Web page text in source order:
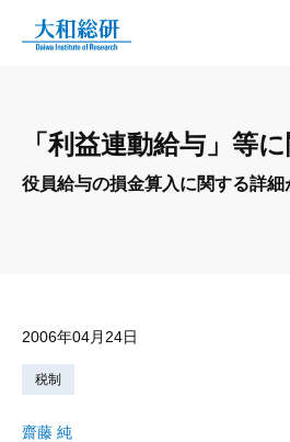
「利益連動給与」等
役員給与の損金算入に関する詳細
2006年04月24日
税制
齋藤 純